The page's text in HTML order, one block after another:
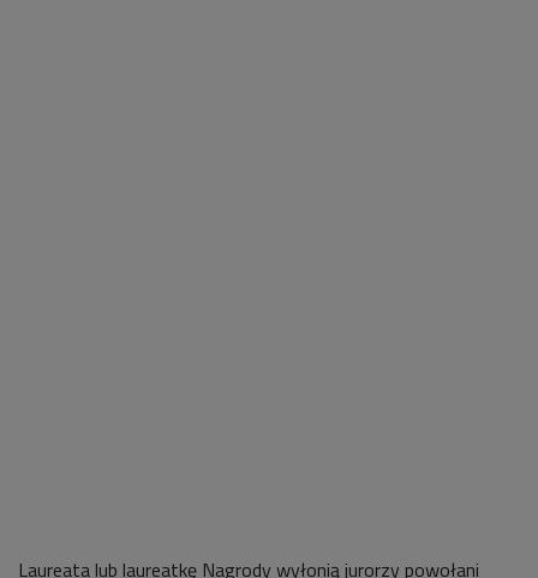
Laureata lub laureatkę Nagrody wyłonią jurorzy powołani